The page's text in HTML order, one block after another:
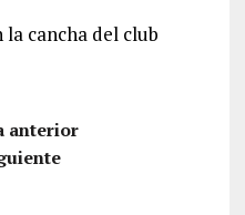
cancha del club
anterior